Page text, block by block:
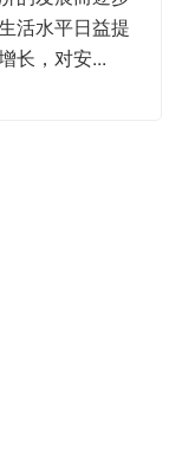
活水平日益提
长，对安...